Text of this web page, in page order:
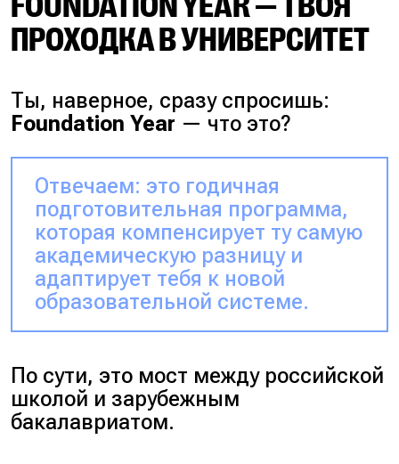
ПРОХОДКА В УНИВЕРСИТЕТ
Ты, наверное, сразу спросишь:
Foundation Year — что это?
Отвечаем: это годичная
подготовительная программа,
которая компенсирует ту самую
академическую разницу и
адаптирует тебя к новой
образовательной системе.
По сути, это мост между российской
школой и зарубежным
бакалавриатом.